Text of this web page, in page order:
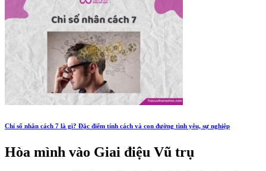
Chỉ số nhân cách 7 là gì? Đặc điểm tính cách và con đường tình yêu, sự nghiệp
Hòa mình vào Giai điệu Vũ trụ